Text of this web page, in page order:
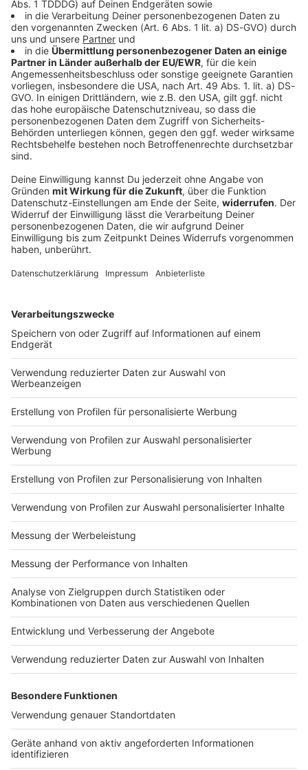
Five Finger Death Punch 2026: Zoltan über die Tour!
Five Finger Death Punch sind zurück! 🤘
Gründungsgitarrist Zoltan Bathory spricht im exklusiven
ROCK ANTENNE Interview über das neue Album Legacy,
den Warrior Spirit hinter dem Song „De Oppresso Liber“
und die unerschütterliche Verbindung zu den Fans. Jetzt
reinschauen und das volle Interview erleben!
DEINE GEMERKTEN ARTIKEL
Markiere sie hierfür mit einem
Nutzungsbedingungen
Impressum
Das Band-ABC
Jobs
Archiv
Teilnahme­bedingungen
Kontakt
Studio-Hotline
ROCK ANTENNE
Region wechseln